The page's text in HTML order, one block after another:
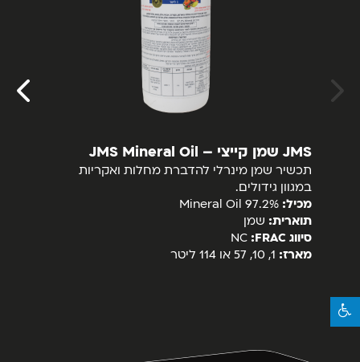
JMS שמן קייצי – JMS Mineral Oil
תכשיר שמן מינרלי להדברת מחלות ואקריות
במגוון גידולים.
מכיל:
תוארית: שמן
סיווג FRAC
:
מארז: